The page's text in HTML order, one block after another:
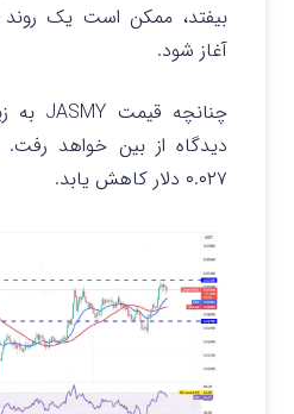
آغاز شود.
دیدگاه از بین خواهد
۰.۰۲۷ دلار کاهش یابد.